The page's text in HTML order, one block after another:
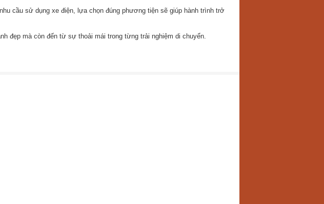
cầu sử dụng xe điện, lựa chọn đúng phương tiện sẽ giúp hành trình trở
đẹp mà còn đến từ sự thoải mái trong từng trải nghiệm di chuyển.